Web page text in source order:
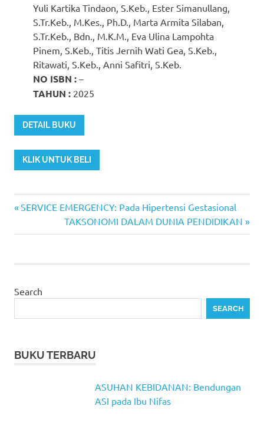
Yuli Kartika Tindaon, S.Keb., Ester Simanullang,
S.Tr.Keb., M.Kes., Ph.D., Marta Armita Silaban,
S.Tr.Keb., Bdn., M.K.M., Eva Ulina Lampohta
Pinem, S.Keb., Titis Jernih Wati Gea, S.Keb.,
Ritawati, S.Keb., Anni Safitri, S.Keb.
NO ISBN : –
TAHUN : 2025
DETAIL BUKU
KLIK UNTUK BELI
Post
navigation
Previous
SERVICE EMERGENCY: Pada Hipertensi Gestasional
Next
Post:
TAKSONOMI DALAM DUNIA PENDIDIKAN
Search
SEARCH
BUKU TERBARU
ASUHAN KEBIDANAN: Bendungan
ASI pada Ibu Nifas